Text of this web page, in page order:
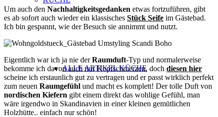
ALLE ARTIKEL KÜCHE
Um auch den Nachhaltigkeitsgedanken etwas fortzuführen, gibt
es ab sofort auch wieder ein klassisches Stück Seife im Gästebad.
Ich bin gespannt, wie der Besuch sie annimmt und nutzt.
Eigentlich war ich ja nie derRaumduft-Typ und normalerweise
bekomme ich davon auch nur Kopfschmerzen, doch diesen hier
scheine ich erstaunlich gut zu vertragen und er passt wirklich perfekt
zum neuen Raumgefühl und macht es komplett! Der tolle Duft von
nordischen Kiefern gibt einem direkt das wohlige Gefühl, man
wäre irgendwo in Skandinavien in einer kleinen gemütlichen
Holzhütte.. einfach nur schön!